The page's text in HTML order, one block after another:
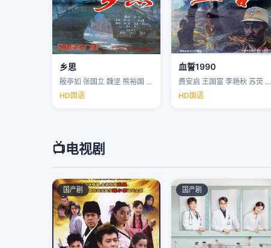
乡思
殷亭如 张国立 魏坚 熊裕国 …
HD国语
血誓1990
费安启 王国富 李艳秋 苏荧 …
HD国语
📺电视剧
国产剧 国产剧